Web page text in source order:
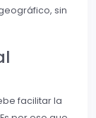
sin
facilitar la